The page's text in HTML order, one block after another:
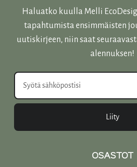
Haluatko kuulla Melli
tapahtumista ensimmäisten
uutiskirjeen, niin saat
alennuksen!
Liity
OSASTOT